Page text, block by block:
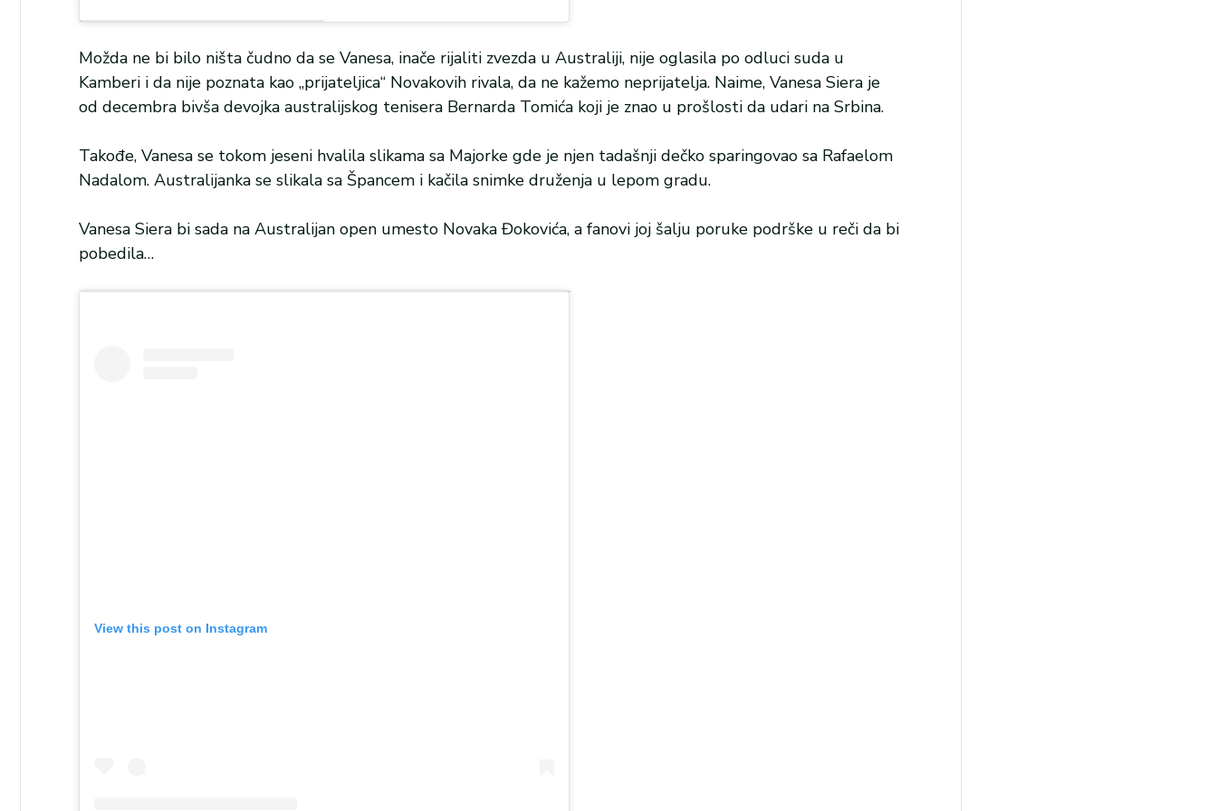
Možda ne bi bilo ništa čudno da se Vanesa, inače rijaliti zvezda u Australiji, nije oglasila po odluci suda u
Kamberi i da nije poznata kao „prijateljica“ Novakovih rivala, da ne kažemo neprijatelja. Naime, Vanesa Siera je
od decembra bivša devojka australijskog tenisera Bernarda Tomića koji je znao u prošlosti da udari na Srbina.
Takođe, Vanesa se tokom jeseni hvalila slikama sa Majorke gde je njen tadašnji dečko sparingovao sa Rafaelom
Nadalom. Australijanka se slikala sa Špancem i kačila snimke druženja u lepom gradu.
Vanesa Siera bi sada na Australijan open umesto Novaka Đokovića, a fanovi joj šalju poruke podrške u reči da bi
pobedila…
View this post on Instagram